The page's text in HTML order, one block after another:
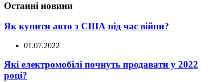
Останні новини
Як купити авто з США під час війни?
01.07.2022
Які електромобілі почнуть продавати у 2022
році?